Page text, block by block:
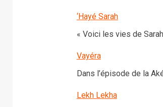
‘Hayé Sarah
« Voici les vies de
Vayéra
Dans l’épisode de la
Lekh Lekha